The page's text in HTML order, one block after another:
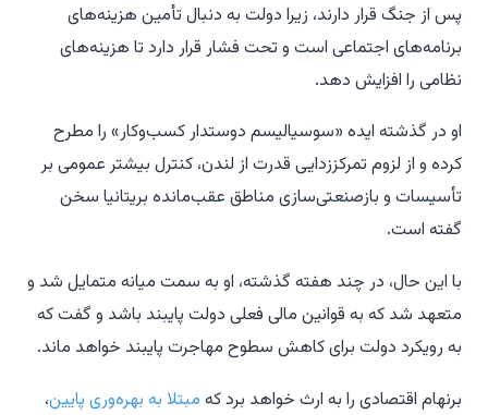
پس از جنگ قرار دارند، زیرا دولت به دنبال تأمین هزینه‌های
برنامه‌های اجتماعی است و تحت فشار قرار دارد تا هزینه‌های
نظامی را افزایش دهد.
او در گذشته ایده «سوسیالیسم دوستدار کسب‌وکار» را مطرح
کرده و از لزوم تمرکززدایی قدرت از لندن، کنترل بیشتر عمومی بر
تأسیسات و بازصنعتی‌سازی مناطق عقب‌مانده بریتانیا سخن
گفته است.
با این حال، در چند هفته گذشته، او به سمت میانه متمایل شد و
متعهد شد که به قوانین مالی فعلی دولت پایبند باشد و گفت که
به رویکرد دولت برای کاهش سطوح مهاجرت پایبند خواهد ماند.
برنهام اقتصادی را به ارث خواهد برد که مبتلا به بهره‌وری پایین،